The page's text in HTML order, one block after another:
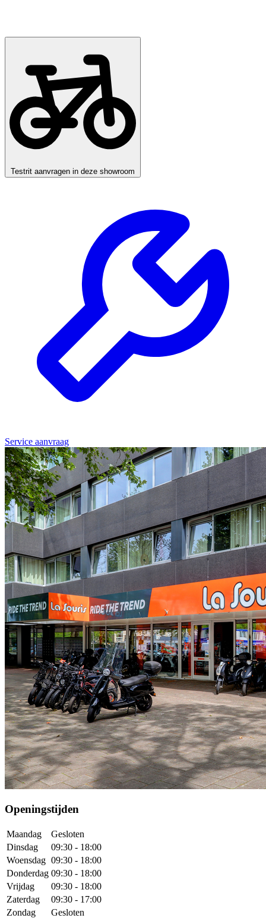
Testrit aanvragen in deze showroom
Service aanvraag
Openingstijden
Maandag
Gesloten
Dinsdag
09:30 - 18:00
Woensdag 09:30 - 18:00
Donderdag 09:30 - 18:00
Vrijdag
09:30 - 18:00
Zaterdag
09:30 - 17:00
Zondag
Gesloten